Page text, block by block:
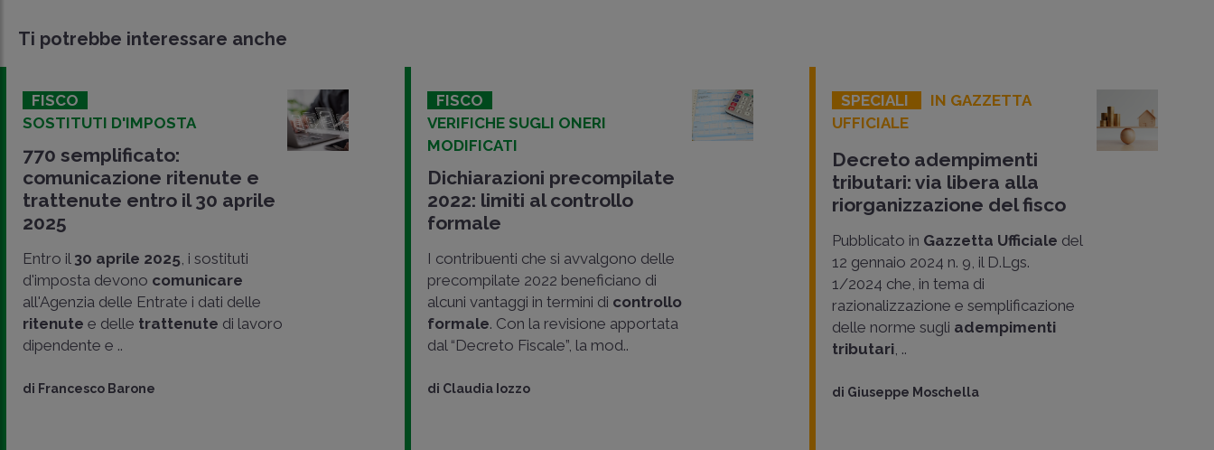
CONDIVIDI
SU
Ti potrebbe interessare anche
FISCO
SOSTITUTI D'IMPOSTA
770 semplificato:
comunicazione ritenute e
trattenute entro il 30 aprile
2025
Entro il 30 aprile 2025, i sostituti
d'imposta devono comunicare
all'Agenzia delle Entrate i dati delle
ritenute e delle trattenute di lavoro
dipendente e ..
di Francesco Barone
FISCO
VERIFICHE SUGLI ONERI
MODIFICATI
Dichiarazioni precompilate
2022: limiti al controllo
formale
I contribuenti che si avvalgono delle
precompilate 2022 beneficiano di
alcuni vantaggi in termini di controllo
formale. Con la revisione apportata
dal “Decreto Fiscale”, la mod..
di Claudia Iozzo
SPECIALI
IN GAZZETTA
UFFICIALE
Decreto adempimenti
tributari: via libera alla
riorganizzazione del fisco
Pubblicato in Gazzetta Ufficiale del
12 gennaio 2024 n. 9, il D.Lgs.
1/2024 che, in tema di
razionalizzazione e semplificazione
delle norme sugli adempimenti
tributari, ..
di Giuseppe Moschella